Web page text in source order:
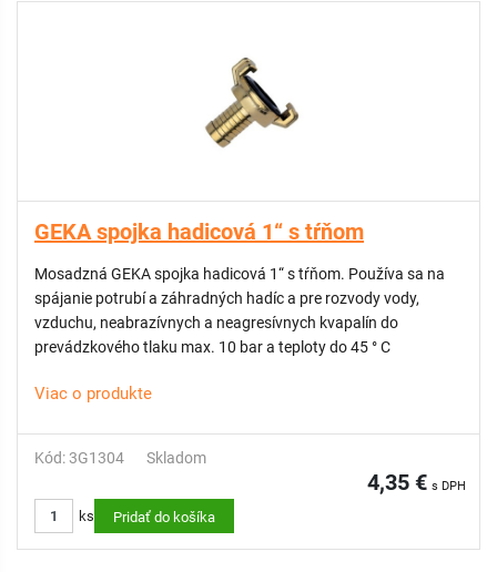
GEKA spojka hadicová 1“ s tŕňom
Mosadzná GEKA spojka hadicová 1“ s tŕňom. Používa sa na
spájanie potrubí a záhradných hadíc a pre rozvody vody,
vzduchu, neabrazívnych a neagresívnych kvapalín do
prevádzkového tlaku max. 10 bar a teploty do 45 ° C
Viac o produkte
Kód: 3G1304 Skladom
4,35 € s DPH
ks Pridať do košíka